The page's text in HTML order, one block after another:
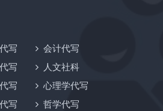
写
写
写
写
会计代写
人文社科
心理学代写
哲学代写